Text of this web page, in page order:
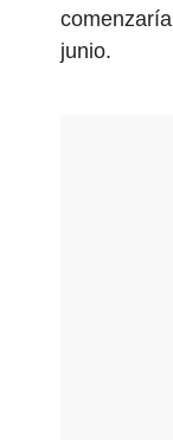
junio.